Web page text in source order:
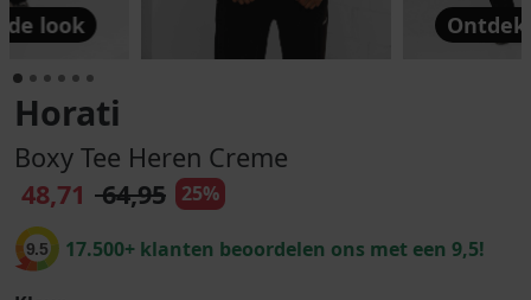
de look
Horati
Boxy Tee Heren Creme
48,71 64,95 25%
9.5 17.500+ klanten beoordelen ons met een 9,5!